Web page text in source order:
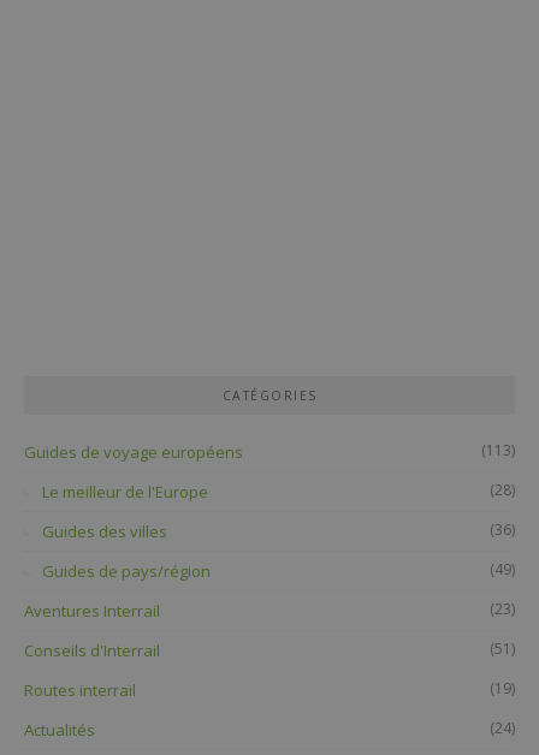
CATÉGORIES
Guides de voyage européens (113)
Le meilleur de l'Europe (28)
Guides des villes (36)
Guides de pays/région (49)
Aventures Interrail (23)
Conseils d'Interrail (51)
Routes interrail (19)
Actualités (24)